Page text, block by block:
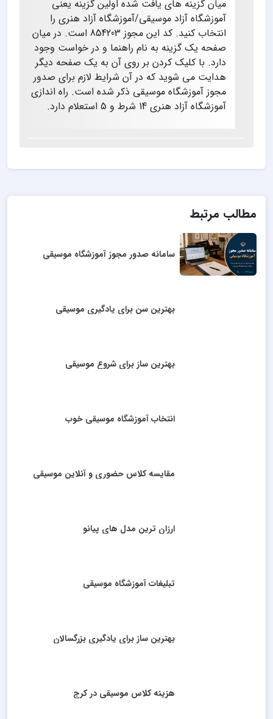
میان گزینه های یافت شده اولین گزینه یعنی
آموزشگاه آزاد موسیقی/آموزشگاه آزاد هنری را
انتخاب کنید. کد این مجوز 854203 است. در میان
صفحه یک گزینه به نام راهنما و در خواست وجود
دارد. با کلیک کردن بر روی آن به یک صفحه دیگر
هدایت می شوید که در آن شرایط لازم برای صدور
مجوز آموزشگاه موسیقی ذکر شده است. راه اندازی
آموزشگاه آزاد هنری 14 شرط و 5 استعلام دارد.
مطالب مرتبط
سامانه صدور مجوز آموزشگاه موسیقی
بهترین سن برای یادگیری موسیقی
بهترین ساز برای شروع موسیقی
انتخاب آموزشگاه موسیقی خوب
مقایسه کلاس حضوری و آنلاین موسیقی
ارزان ترین مدل های پیانو
تبلیغات آموزشگاه موسیقی
بهترین ساز برای یادگیری بزرگسالان
هزینه کلاس موسیقی در کرج